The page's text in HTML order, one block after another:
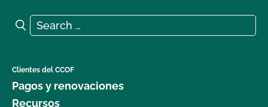
Search for:
Search
Clientes del CCOF
Pagos y renovaciones
Recursos